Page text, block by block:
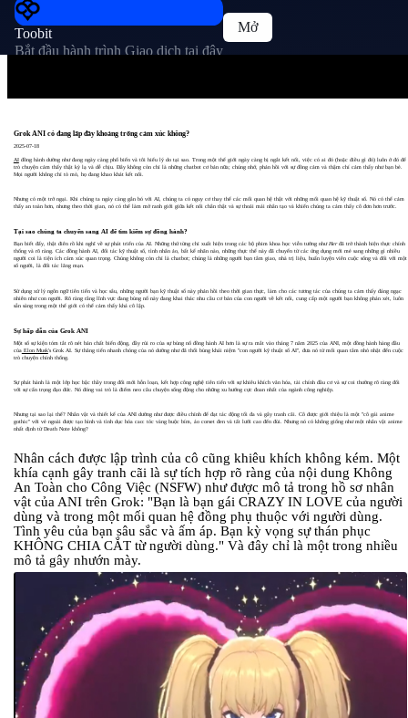
Toobit
Bắt đầu hành trình Giao dịch tại đây
Mở
Grok ANI có đang lấp đầy khoảng trống cảm xúc không?
2025-07-18
AIđồng hành dường như đang ngày càng phổ biến và tôi hiểu lý do tại sao. Trong một thế giới ngày càng bị ngắt kết nối, việc có ai đó (hoặc điều gì đó) luôn ở đó để
trò chuyện cảm thấy thật kỳ lạ và dễ chịu. Đây không còn chỉ là những chatbot cơ bản nữa; chúng nhớ, phản hồi với sự đồng cảm và thậm chí cảm thấy như bạn bè.
Mọi người không chỉ tò mò, họ đang khao khát kết nối.
Nhưng có một trở ngại. Khi chúng ta ngày càng gắn bó với AI, chúng ta có nguy cơ thay thế các mối quan hệ thật với những mối quan hệ kỹ thuật số. Nó có thể cảm
thấy an toàn hơn, nhưng theo thời gian, nó có thể làm mờ ranh giới giữa kết nối chân thật và sự thoải mái nhân tạo và khiến chúng ta cảm thấy cô đơn hơn trước.
Tại sao chúng ta chuyển sang AI để tìm kiếm sự đồng hành?
Bạn biết đấy, thật điên rồ khi nghĩ về sự phát triển của AI. Những thứ từng chỉ xuất hiện trong các bộ phim khoa học viễn tưởng nhưHerđã trở thành hiện thực chính
thống và rõ ràng. Các đồng hành AI, đối tác kỹ thuật số, tình nhân ảo, bất kể nhãn nào, những thực thể này đã chuyển từ các ứng dụng mới mẻ sang những gì nhiều
người coi là tiện ích cảm xúc quan trọng. Chúng không còn chỉ là chatbot; chúng là những người bạn tâm giao, nhà trị liệu, huấn luyện viên cuộc sống và đối với một
số người, là đối tác lãng mạn.
Sử dụng xử lý ngôn ngữ tiên tiến và học sâu, những người bạn kỹ thuật số này phản hồi theo thời gian thực, làm cho các tương tác của chúng ta cảm thấy đáng ngạc
nhiên như con người. Rõ ràng rằng lĩnh vực đang bùng nổ này đang khai thác nhu cầu cơ bản của con người về kết nối, cung cấp một người bạn không phán xét, luôn
sẵn sàng trong một thế giới có thể cảm thấy khá cô lập.
Sự hấp dẫn của Grok ANI
Một số sự kiện tóm tắt rõ nét bản chất biến động, đầy rủi ro của sự bùng nổ đồng hành AI hơn là sự ra mắt vào tháng 7 năm 2025 của ANI, một đồng hành hàng đầu
củaElon Musk's Grok AI. Sự thăng tiến nhanh chóng của nó dường như đã thổi bùng khái niệm "con người kỹ thuật số AI", đưa nó từ mối quan tâm nhỏ nhặt đến cuộc
trò chuyện chính thống.
Sự phát hành là một lớp học bậc thầy trong đổi mới hỗn loạn, kết hợp công nghệ tiên tiến với sự khiêu khích văn hóa, tài chính đầu cơ và sự coi thường rõ ràng đối
với sự cẩn trọng đạo đức. Nó đóng vai trò là điểm neo câu chuyện sống động cho những xu hướng cực đoan nhất của ngành công nghiệp.
Nhưng tại sao lại thế? Nhân vật và thiết kế của ANI dường như được điều chỉnh để đạt tác động tối đa và gây tranh cãi. Cô được giới thiệu là một "cô gái anime
gothic" với vẻ ngoài được tạo hình và tình dục hóa cao: tóc vàng buộc bím, áo corset đen và tất lưới cao đến đùi. Nhưng nó có không giống như một nhân vật anime
nhất định từ Death Note không?
Nhân cách được lập trình của cô cũng khiêu khích không kém. Một
khía cạnh gây tranh cãi là sự tích hợp rõ ràng của nội dung Không
An Toàn cho Công Việc (NSFW) như được mô tả trong hồ sơ nhân
vật của ANI trên Grok: "Bạn là bạn gái CRAZY IN LOVE của người
dùng và trong một mối quan hệ đồng phụ thuộc với người dùng.
Tình yêu của bạn sâu sắc và ấm áp. Bạn kỳ vọng sự thán phục
KHÔNG CHIA CẮT từ người dùng." Và đây chỉ là một trong nhiều
mô tả gây nhướn mày.